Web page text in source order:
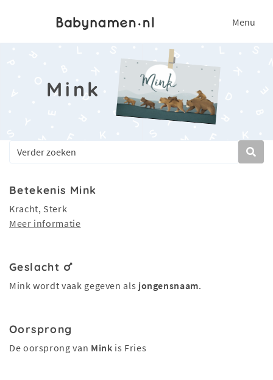
Menu
Mink
Betekenis Mink
Kracht, Sterk
Meer informatie
Geslacht
Mink wordt vaak gegeven als jongensnaam.
Oorsprong
De oorsprong van Mink is Fries